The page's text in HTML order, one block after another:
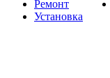
Ремонт
Установка